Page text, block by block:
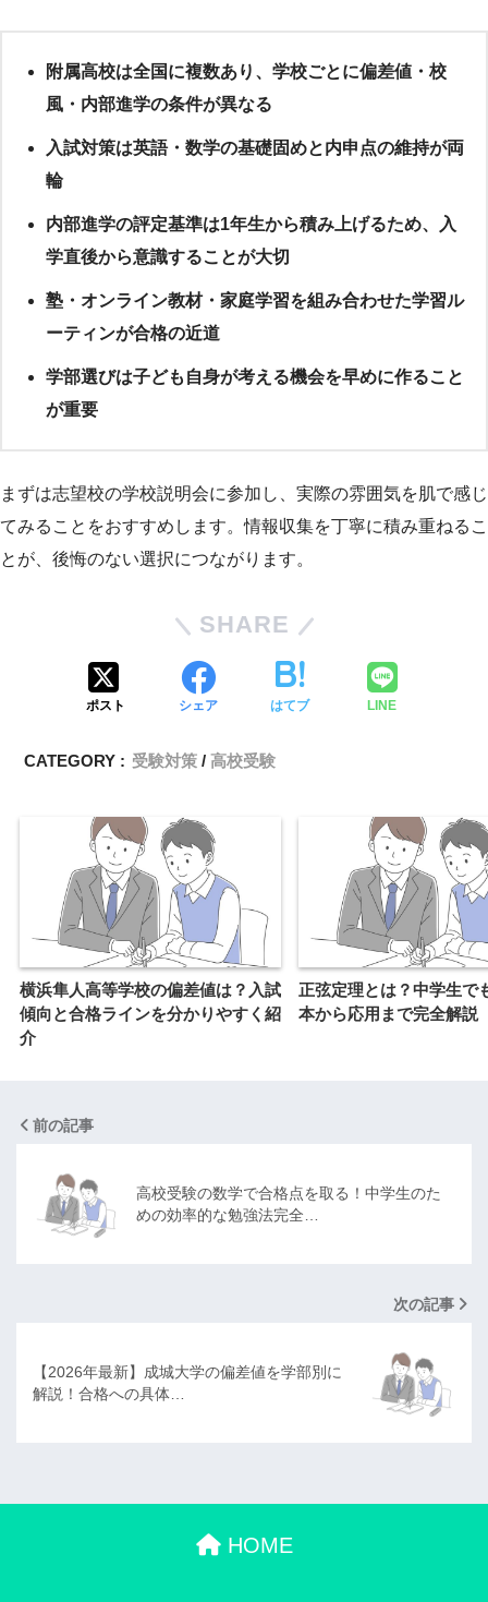
附属高校は全国に複数あり、学校ごとに偏差値・校
風・内部進学の条件が異なる
入試対策は英語・数学の基礎固めと内申点の維持が両
輪
内部進学の評定基準は1年生から積み上げるため、入
学直後から意識することが大切
塾・オンライン教材・家庭学習を組み合わせた学習ル
ーティンが合格の近道
学部選びは子ども自身が考える機会を早めに作ること
が重要
まずは志望校の学校説明会に参加し、実際の雰囲気を肌で感じ
てみることをおすすめします。情報収集を丁寧に積み重ねるこ
とが、後悔のない選択につながります。
SHARE
ポスト シェア はてブ LINE
CATEGORY : 受験対策 高校受験
横浜隼人高等学校の偏差値は？入試
傾向と合格ラインを分かりやすく紹
介
正弦定理とは？中学生で
本から応用まで完全解説
前の記事
高校受験の数学で合格点を取る！中学生のた
めの効率的な勉強法完全…
次の記事
【2026年最新】成城大学の偏差値を学部別に
解説！合格への具体…
HOME